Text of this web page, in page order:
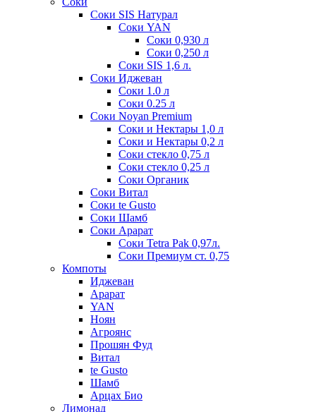
Соки SIS Натурал
Соки YAN
Соки 0,930 л
Соки 0,250 л
Соки SIS 1,6 л.
Соки Иджеван
Соки 1.0 л
Соки 0.25 л
Соки Noyan Premium
Соки и Нектары 1,0 л
Соки и Нектары 0,2 л
Соки стекло 0,75 л
Соки стекло 0,25 л
Соки Органик
Соки Витал
Соки te Gusto
Соки Шамб
Соки Арарат
Соки Tetra Pak 0,97л.
Соки Премиум ст. 0,75
Компоты
Иджеван
Арарат
YAN
Ноян
Агроянс
Прошян Фуд
Витал
te Gusto
Шамб
Арцах Био
Лимонад